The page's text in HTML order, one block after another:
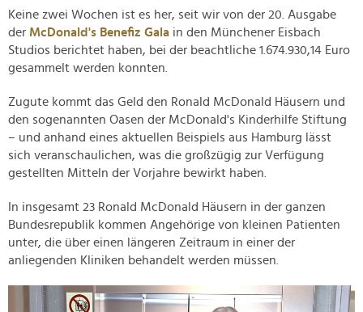
Keine zwei Wochen ist es her, seit wir von der 20. Ausgabe
der McDonald's Benefiz Gala in den Münchener Eisbach
Studios berichtet haben, bei der beachtliche 1.674.930,14 Euro
gesammelt werden konnten.
Zugute kommt das Geld den Ronald McDonald Häusern und
den sogenannten Oasen der McDonald's Kinderhilfe Stiftung
– und anhand eines aktuellen Beispiels aus Hamburg lässt
sich veranschaulichen, was die großzügig zur Verfügung
gestellten Mitteln der Vorjahre bewirkt haben.
In insgesamt 23 Ronald McDonald Häusern in der ganzen
Bundesrepublik kommen Angehörige von kleinen Patienten
unter, die über einen längeren Zeitraum in einer der
anliegenden Kliniken behandelt werden müssen.